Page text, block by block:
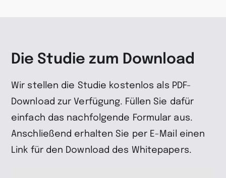
Die Studie zum Download
Wir stellen die Studie kostenlos als PDF-
Download zur Verfügung. Füllen Sie dafür
einfach das nachfolgende Formular aus.
Anschließend erhalten Sie per E-Mail einen
Link für den Download des Whitepapers.